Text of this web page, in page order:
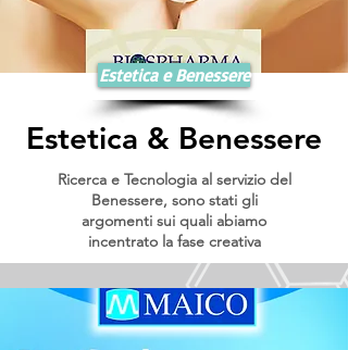
Estetica e Benessere
Estetica & Benessere
Ricerca e Tecnologia al servizio del
Benessere, sono stati gli
argomenti sui quali abiamo
incentrato la fase creativa